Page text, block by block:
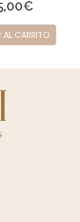
€
AL CARRITO